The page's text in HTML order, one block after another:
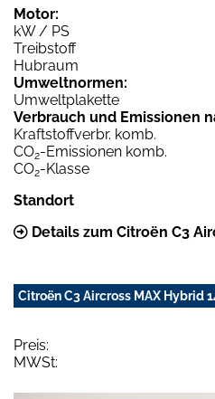
Motor:
kW / PS
Treibstoff
Hubraum
Umweltnormen:
Umweltplakette
Verbrauch und Emissionen
Kraftstoffverbr. komb.
CO2-Emissionen komb.
CO2-Klasse
Standort
Details zum Citroën C3
Citroën C3 Aircross MAX Hybrid
Preis:
MWSt: